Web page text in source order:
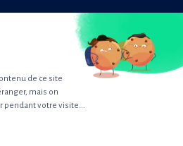
Promoter System est une marque de service
Satmetrix Systems, Inc. et Fred Reichheld.
de ce site
mais on
pendant votre visite...